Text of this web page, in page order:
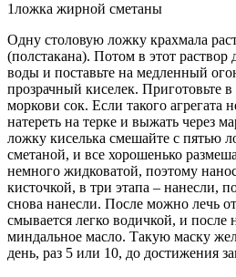
1ложка жирной сметаны
Одну столовую ложку крахмала
(полстакана). Потом в этот раствор
воды и поставьте на медленный
прозрачный киселек. Приготовьте
моркови сок. Если такого агрегата
натереть на терке и выжать через
ложку киселька смешайте с пятью
сметаной, и все хорошенько
немного жидковатой, поэтому
кисточкой, в три этапа – нанесли,
снова нанесли. После можно лечь
смывается легко водичкой, и после
миндальное масло. Такую маску
день, раз 5 или 10, до достижения